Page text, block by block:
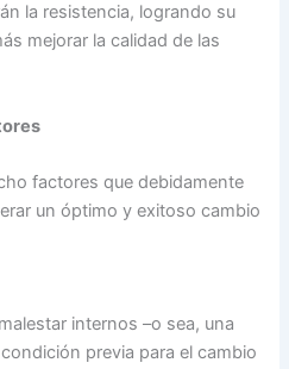
la resistencia, logrando su
mejorar la calidad de las
factores que debidamente
un óptimo y exitoso cambio
internos –o sea, una
previa para el cambio